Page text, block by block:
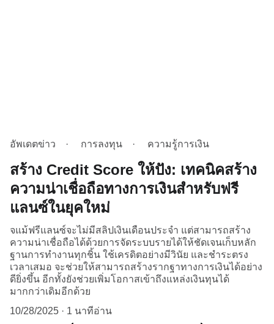
อัพเดตข่าว การลงทุน ความรู้การเงิน
สร้าง Credit Score ให้ปัง: เทคนิคสร้าง
ความน่าเชื่อถือทางการเงินสำหรับฟรี
แลนซ์ในยุคใหม่
จแม้ฟรีแลนซ์จะไม่มีสลิปเงินเดือนประจำ แต่สามารถสร้าง
ความน่าเชื่อถือได้ด้วยการจัดระบบรายได้ให้ชัดเจนเก็บหลัก
ฐานการทำงานทุกชิ้น ใช้เครดิตอย่างมีวินัย และชำระตรง
เวลาเสมอ จะช่วยให้สามารถสร้างรากฐาทางการเงินได้อย่าง
ดียิ่งขึ้น อีกทั้งยังช่วยเพิ่มโอกาสเข้าถึงแหล่งเงินทุนได้
มากกว่าเดิมอีกด้วย
10/28/2025
1 นาทีอ่าน